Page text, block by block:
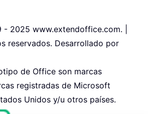
2025 www.extendoffice.com. |
reservados. Desarrollado por
de Office son marcas
registradas de Microsoft
Unidos y/u otros países.